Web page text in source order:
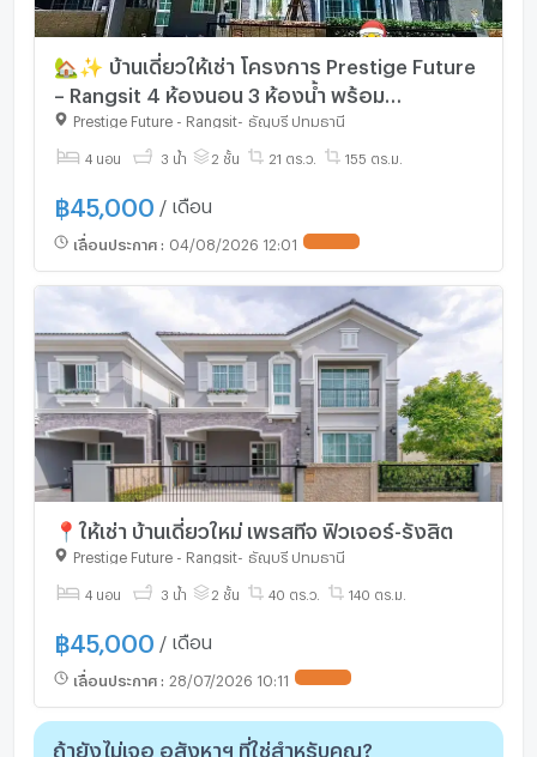
🏡✨ บ้านเดี่ยวให้เช่า โครงการ Prestige Future
– Rangsit 4 ห้องนอน 3 ห้องน้ำ พร้อม
เฟอร์นิเจอร์ครบชุด ทำเลศักยภาพ ใกล้ Future
Park Rangsit
Prestige Future - Rangsit- ธัญบุรี ปทุมธานี
4 นอน 3 น้ำ 2 ชั้น 21 ตร.ว. 155 ตร.ม.
฿ 45,000 / เดือน
เลื่อนประกาศ : 04/08/2026 12:01
📍ให้เช่า บ้านเดี่ยวใหม่ เพรสทีจ ฟิวเจอร์-รังสิต
Prestige Future - Rangsit- ธัญบุรี ปทุมธานี
4 นอน 3 น้ำ 2 ชั้น 40 ตร.ว. 140 ตร.ม.
฿ 45,000 / เดือน
เลื่อนประกาศ : 28/07/2026 10:11
ถ้ายังไม่เจอ อสังหาฯ ที่ใช่สำหรับคุณ?